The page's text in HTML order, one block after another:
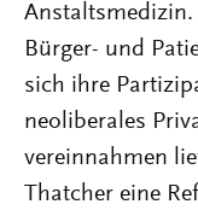
Anstaltsmedizin.
Bürger- und
sich ihre
neoliberales
vereinnahmen
Thatcher eine